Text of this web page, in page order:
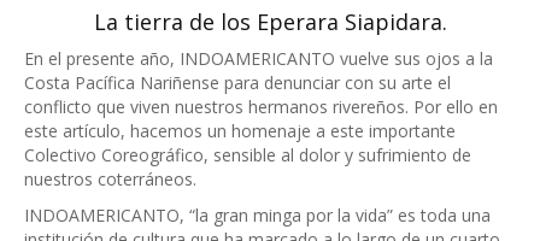
La tierra de los Eperara Siapidara.
En el presente año, INDOAMERICANTO vuelve sus ojos a la
Costa Pacífica Nariñense para denunciar con su arte el
conflicto que viven nuestros hermanos rivereños. Por ello en
este artículo, hacemos un homenaje a este importante
Colectivo Coreográfico, sensible al dolor y sufrimiento de
nuestros coterráneos.
INDOAMERICANTO, “la gran minga por la vida” es toda una